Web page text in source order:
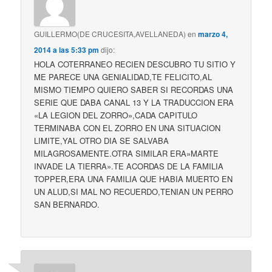
GUILLERMO(DE CRUCESITA,AVELLANEDA) enmarzo 4,
2014 a las 5:33 pm dijo:
HOLA COTERRANEO RECIEN DESCUBRO TU SITIO Y
ME PARECE UNA GENIALIDAD,TE FELICITO,AL
MISMO TIEMPO QUIERO SABER SI RECORDAS UNA
SERIE QUE DABA CANAL 13 Y LA TRADUCCION ERA
«LA LEGION DEL ZORRO»,CADA CAPITULO
TERMINABA CON EL ZORRO EN UNA SITUACION
LIMITE,YAL OTRO DIA SE SALVABA
MILAGROSAMENTE.OTRA SIMILAR ERA»MARTE
INVADE LA TIERRA».TE ACORDAS DE LA FAMILIA
TOPPER,ERA UNA FAMILIA QUE HABIA MUERTO EN
UN ALUD,SI MAL NO RECUERDO,TENIAN UN PERRO
SAN BERNARDO.